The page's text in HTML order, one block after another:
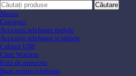
Căutare
Meniu
Categorii
Accesorii telefoane mobile
Accesorii telefoane si tablete
Cabluri USB
Căsti Wireless
Folii de protecție
Huse pentru telefoane